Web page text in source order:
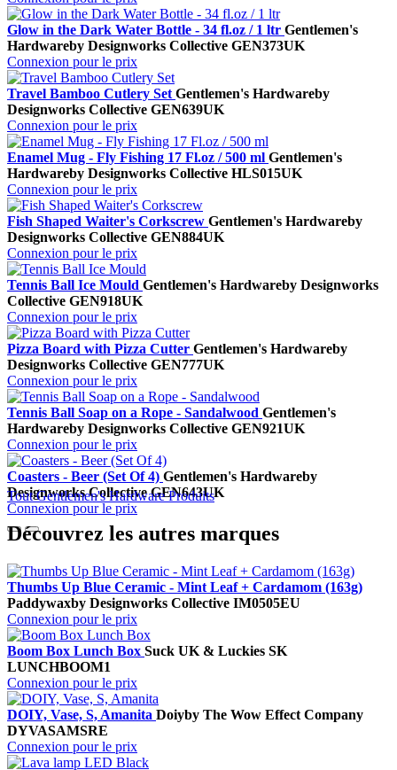
Glow in the Dark Water Bottle - 34 fl.oz / 1 ltr Gentlemen's
Hardwareby Designworks Collective GEN373UK
Connexion pour le prix
Travel Bamboo Cutlery SetGentlemen's Hardwareby
Designworks Collective GEN639UK
Connexion pour le prix
Enamel Mug - Fly Fishing 17 Fl.oz / 500 ml Gentlemen's
Hardwareby Designworks Collective HLS015UK
Connexion pour le prix
Fish Shaped Waiter's Corkscrew Gentlemen's Hardwareby
Designworks Collective GEN884UK
Connexion pour le prix
Tennis Ball Ice Mould Gentlemen's Hardwareby Designworks
Collective GEN918UK
Connexion pour le prix
Pizza Board with Pizza Cutter Gentlemen's Hardwareby
Designworks Collective GEN777UK
Connexion pour le prix
Tennis Ball Soap on a Rope - Sandalwood Gentlemen's
Hardwareby Designworks Collective GEN921UK
Connexion pour le prix
Coasters - Beer (Set Of 4) Gentlemen's Hardwareby
Designworks Collective GEN643UK
Connexion pour le prix
Tout Gentlemen's Hardware Produits
Découvrez les autres marques
Thumbs Up Blue Ceramic - Mint Leaf + Cardamom (163g)
Paddywaxby Designworks Collective IM0505EU
Connexion pour le prix
Boom Box Lunch Box Suck UK & Luckies SK
LUNCHBOOM1
Connexion pour le prix
DOIY, Vase, S, Amanita Doiyby The Wow Effect Company
DYVASAMSRE
Connexion pour le prix